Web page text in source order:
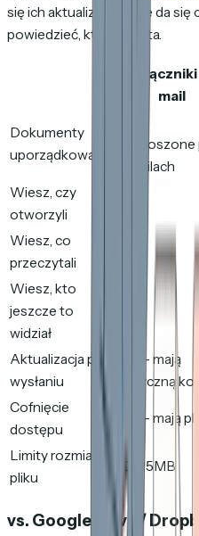
się ich aktualizować, nie da
powiedzieć, kto co czyta.
mail
Dokumenty
uporządkowane
rozproszone
e-mailach
Wiesz, czy
otworzyli
Wiesz, co
przeczytali
Wiesz, kto
jeszcze to
widział
Aktualizacja po
wysłaniu
Nie — mają
statyczną
Cofnięcie
dostępu
Nie — mają plik
Limity rozmiaru
pliku
20–25MB
vs. Google Drive /